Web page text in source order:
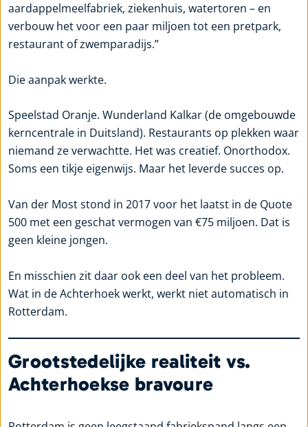
aardappelmeelfabriek, ziekenhuis, watertoren – en
verbouw het voor een paar miljoen tot een pretpark,
restaurant of zwemparadijs.”
Die aanpak werkte.
Speelstad Oranje. Wunderland Kalkar (de omgebouwde
kerncentrale in Duitsland). Restaurants op plekken waar
niemand ze verwachtte. Het was creatief. Onorthodox.
Soms een tikje eigenwijs. Maar het leverde succes op.
Van der Most stond in 2017 voor het laatst in de Quote
500 met een geschat vermogen van €75 miljoen. Dat is
geen kleine jongen.
En misschien zit daar ook een deel van het probleem.
Wat in de Achterhoek werkt, werkt niet automatisch in
Rotterdam.
Grootstedelijke realiteit vs.
Achterhoekse bravoure